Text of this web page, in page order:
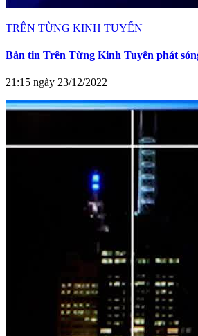
TRÊN TỪNG KINH TUYẾN
Bản tin Trên Từng Kinh Tuyến phát
21:15 ngày 23/12/2022